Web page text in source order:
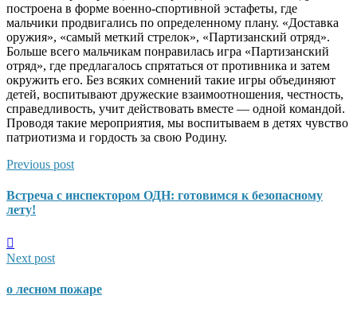
построена в форме военно-спортивной эстафеты, где
мальчики продвигались по определенному плану. «Доставка
оружия», «самый меткий стрелок», «Партизанский отряд».
Больше всего мальчикам понравилась игра «Партизанский
отряд», где предлагалось спрятаться от противника и затем
окружить его. Без всяких сомнений такие игры объединяют
детей, воспитывают дружеские взаимоотношения, честность,
справедливость, учит действовать вместе — одной командой.
Проводя такие мероприятия, мы воспитываем в детях чувство
патриотизма и гордость за свою Родину.
Previous post
Встреча с инспектором ОДН: готовимся к безопасному
лету!
Next post
о лесном пожаре